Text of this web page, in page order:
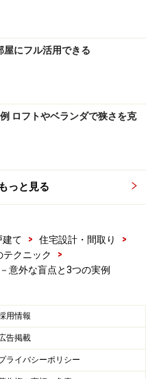
新の内容をご確認くださ
屋にフル活用できる
ロフトやベランダで狭さを克
っと見る
建て > 住宅設計・間取り
>
クニック
>
意外な盲点と3つの実例
用情報
告掲載
ライバシーポリシー